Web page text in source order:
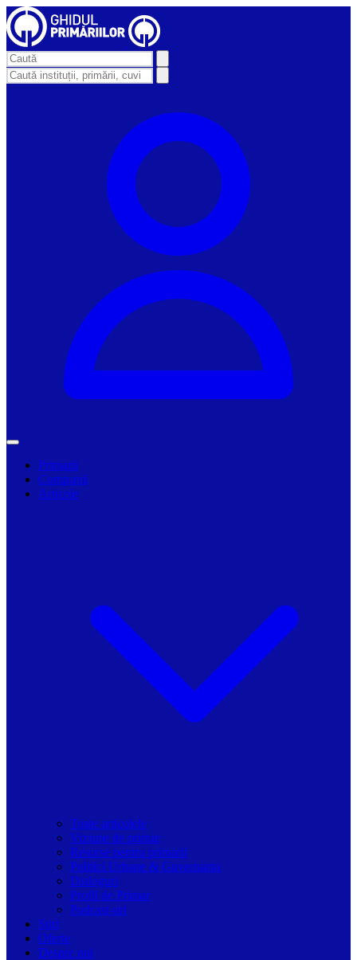
Primarii
Companii
Articole
Toate articolele
Viziune de primar
Resurse pentru primarii
Politici Urbane & Guvernanta
Dialoguri
Profil de Primar
Podcast-uri
Stiri
Oferte
Despre noi